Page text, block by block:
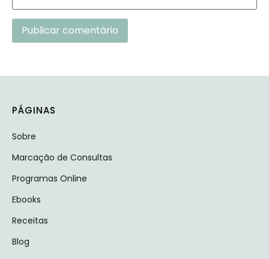
PÁGINAS
Sobre
Marcação de Consultas
Programas Online
Ebooks
Receitas
Blog